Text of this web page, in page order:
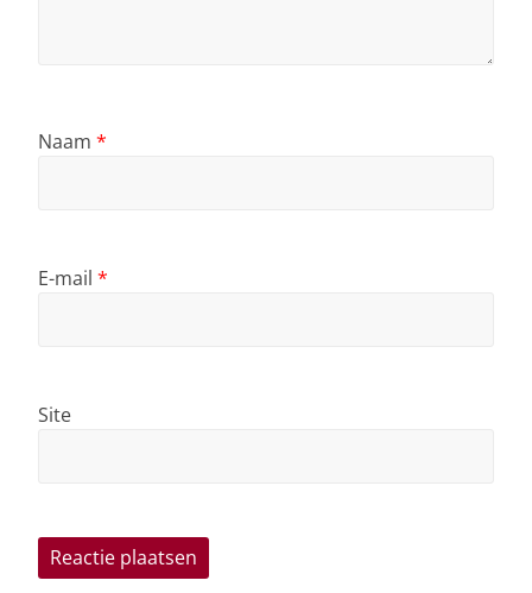
Naam *
E-mail *
Site